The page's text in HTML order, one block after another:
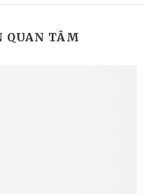
QUAN TÂM